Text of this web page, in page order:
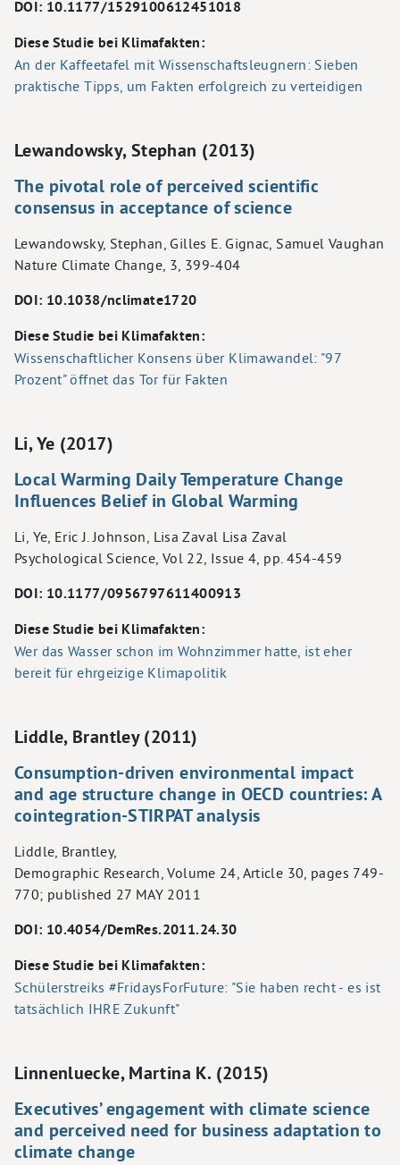
DOI: 10.1177/1529100612451018
Diese Studie bei Klimafakten:
An der Kaffeetafel mit Wissenschaftsleugnern: Sieben
praktische Tipps, um Fakten erfolgreich zu verteidigen
Lewandowsky, Stephan (2013)
The pivotal role of perceived scientific
consensus in acceptance of science
Lewandowsky, Stephan, Gilles E. Gignac, Samuel Vaughan
Nature Climate Change, 3, 399-404
DOI: 10.1038/nclimate1720
Diese Studie bei Klimafakten:
Wissenschaftlicher Konsens über Klimawandel: "97
Prozent" öffnet das Tor für Fakten
Li, Ye (2017)
Local Warming Daily Temperature Change
Influences Belief in Global Warming
Li, Ye, Eric J. Johnson, Lisa Zaval Lisa Zaval
Psychological Science, Vol 22, Issue 4, pp. 454-459
DOI: 10.1177/0956797611400913
Diese Studie bei Klimafakten:
Wer das Wasser schon im Wohnzimmer hatte, ist eher
bereit für ehrgeizige Klimapolitik
Liddle, Brantley (2011)
Consumption-driven environmental impact
and age structure change in OECD countries: A
cointegration-STIRPAT analysis
Liddle, Brantley,
Demographic Research, Volume 24, Article 30, pages 749-
770; published 27 MAY 2011
DOI: 10.4054/DemRes.2011.24.30
Diese Studie bei Klimafakten:
Schülerstreiks #FridaysForFuture: "Sie haben recht - es ist
tatsächlich IHRE Zukunft"
Linnenluecke, Martina K. (2015)
Executives’ engagement with climate science
and perceived need for business adaptation to
climate change